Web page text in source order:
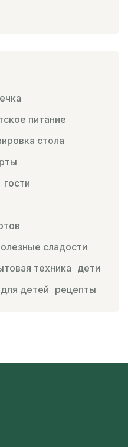
питание
стола
гости
сладости
техника дети
детей рецепты